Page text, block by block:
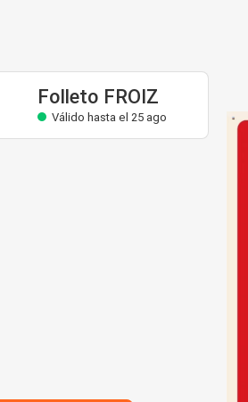
Folleto FROIZ
Válido hasta el 25 ago